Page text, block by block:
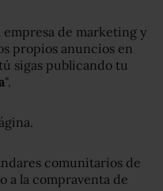
de marketing y
propios anuncios en
sigas publicando tu
".
comunitarios de
a la compraventa de